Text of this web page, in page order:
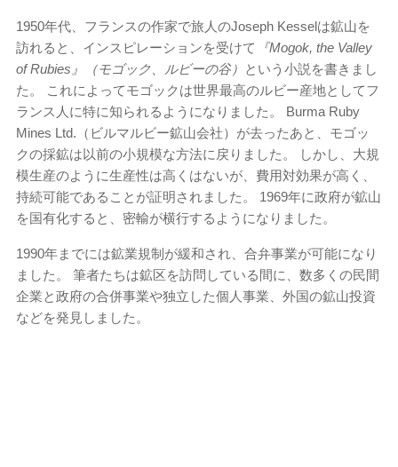
1950年代、フランスの作家で旅人のJoseph Kesselは鉱山を
訪れると、インスピレーションを受けて
『Mogok, the Valley
of Rubies』（モゴック、ルビーの谷） という小説を書きまし
た。 これによってモゴックは世界最高のルビー産地としてフ
ランス人に特に知られるようになりました。 Burma Ruby
Mines Ltd.（ビルマルビー鉱山会社）が去ったあと、モゴッ
クの採鉱は以前の小規模な方法に戻りました。 しかし、大規
模生産のように生産性は高くはないが、費用対効果が高く、
持続可能であることが証明されました。 1969年に政府が鉱山
を国有化すると、密輸が横行するようになりました。
1990年までには鉱業規制が緩和され、合弁事業が可能になり
ました。 筆者たちは鉱区を訪問している間に、数多くの民間
企業と政府の合併事業や独立した個人事業、外国の鉱山投資
などを発見しました。